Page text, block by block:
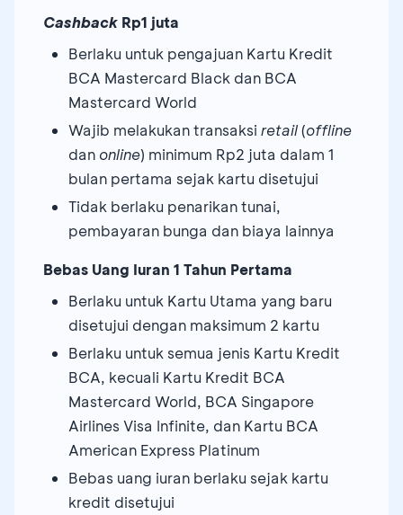
Cashback Rp1 juta
Berlaku untuk pengajuan Kartu Kredit
BCA Mastercard Black dan BCA
Mastercard World
Wajib melakukan transaksi retail(offline
dan online) minimum Rp2 juta dalam 1
bulan pertama sejak kartu disetujui
Tidak berlaku penarikan tunai,
pembayaran bunga dan biaya lainnya
Bebas Uang Iuran 1 Tahun Pertama
Berlaku untuk Kartu Utama yang baru
disetujui dengan maksimum 2 kartu
Berlaku untuk semua jenis Kartu Kredit
BCA, kecuali Kartu Kredit BCA
Mastercard World, BCA Singapore
Airlines Visa Infinite, dan Kartu BCA
American Express Platinum
Bebas uang iuran berlaku sejak kartu
kredit disetujui